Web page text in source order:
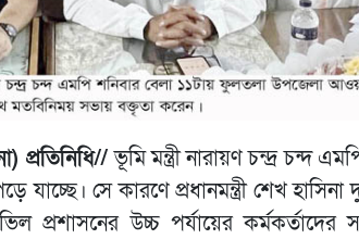
প্রতিনিধি//ভূমি মন্ত্রী নারায়ণ চন্দ্র চন্দ
যাচ্ছে। সে কারণে প্রধানমন্ত্রী শেখ
প্রশাসনের উচ্চ পর্যায়ের